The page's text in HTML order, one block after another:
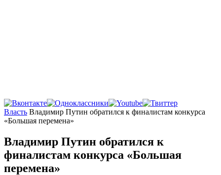
Главная
Власть Владимир Путин обратился к финалистам конкурса
«Большая перемена»
Владимир Путин обратился к
финалистам конкурса «Большая
перемена»